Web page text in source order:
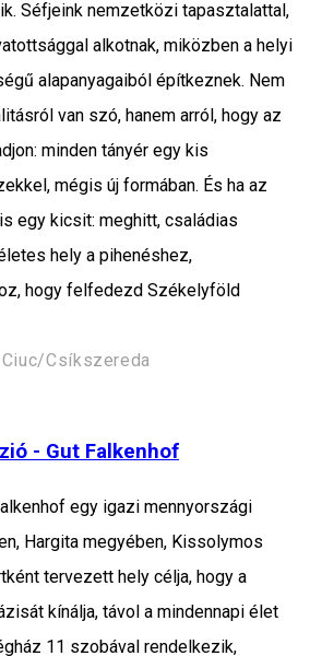
Séfjeink nemzetközi tapasztalattal,
alkotnak, miközben a helyi
alapanyagaiból építkeznek. Nem
van szó, hanem arról, hogy az
minden tányér egy kis
mégis új formában. És ha az
egy kicsit: meghitt, családias
hely a pihenéshez,
hogy felfedezd Székelyföld
Csíkszereda
- Gut Falkenhof
egy igazi mennyországi
Hargita megyében, Kissolymos
tervezett hely célja, hogy a
kínálja, távol a mindennapi élet
11 szobával rendelkezik,